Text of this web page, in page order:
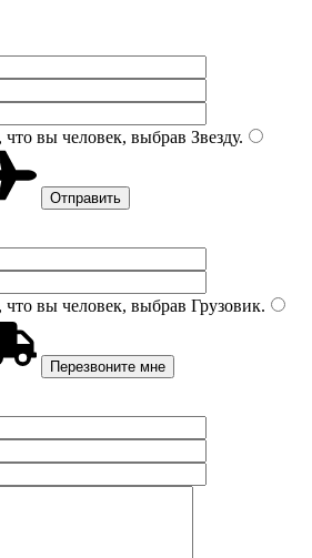
вы человек, выбрав Звезду.
вы человек, выбрав Грузовик.